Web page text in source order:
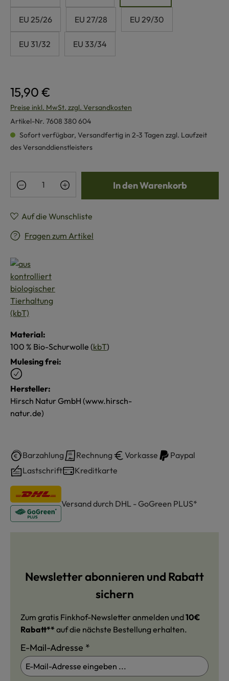
EU 25/26 EU 27/28 EU 29/30
EU 31/32 EU 33/34
15,90 €
Preise inkl. MwSt. zzgl. Versandkosten
Artikel-Nr. 7608 380 604
Sofort verfügbar, Versandfertig in 2-3 Tagen zzgl. Laufzeit
des Versanddienstleisters
Produkt Anzahl: Gib den gewünschten
In den Warenkorb
Auf die Wunschliste
Fragen zum Artikel
Material:
100 % Bio-Schurwolle (kbT)
Mulesing frei:
Hersteller:
Hirsch Natur GmbH (www.hirsch-
natur.de)
Barzahlung Rechnung Vorkasse
Paypal
Lastschrift
Kreditkarte
Versand durch DHL - GoGreen PLUS*
Newsletter abonnieren und Rabatt
sichern
Zum gratis Finkhof-Newsletter anmelden und10€
Rabatt** auf die nächste Bestellung erhalten.
E-Mail-Adresse *